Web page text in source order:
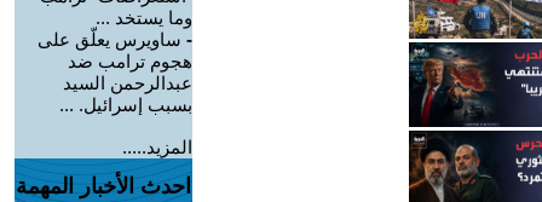
وما يستخد ...
- ساويرس يعلّق على
هجوم ترامب ضد
عبدالرحمن السيد
بسبب إسرائيل. ...
المزيد.....
احدث الأخبار المهمة